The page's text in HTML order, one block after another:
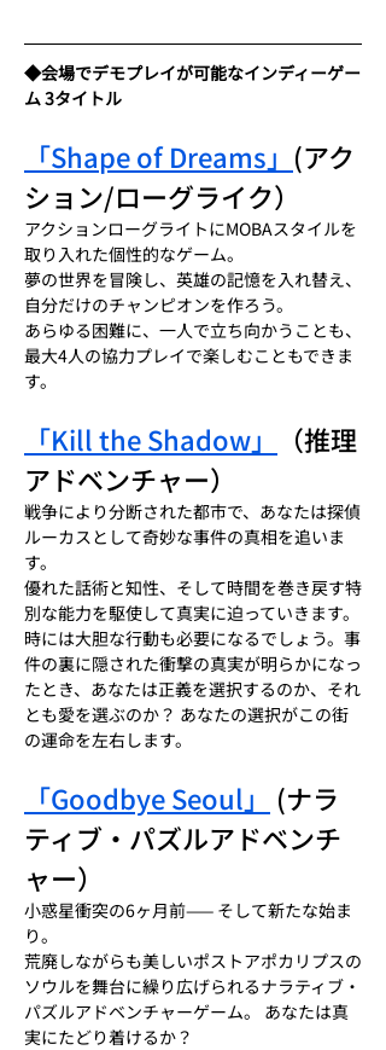
◆会場でデモプレイが可能なインディーゲー
ム 3タイトル
「Shape of Dreams」 (アク
ション/ローグライク）
アクションローグライトにMOBAスタイルを
取り入れた個性的なゲーム。
夢の世界を冒険し、英雄の記憶を入れ替え、
自分だけのチャンピオンを作ろう。
あらゆる困難に、一人で立ち向かうことも、
最大4人の協力プレイで楽しむこともできま
す。
「Kill the Shadow」
（推理
アドベンチャー）
戦争により分断された都市で、あなたは探偵
ルーカスとして奇妙な事件の真相を追いま
す。
優れた話術と知性、そして時間を巻き戻す特
別な能力を駆使して真実に迫っていきます。
時には大胆な行動も必要になるでしょう。事
件の裏に隠された衝撃の真実が明らかになっ
たとき、あなたは正義を選択するのか、それ
とも愛を選ぶのか？ あなたの選択がこの街
の運命を左右します。
「Goodbye Seoul」
(ナラ
ティブ・パズルアドベンチ
ャー）
小惑星衝突の6ヶ月前—— そして新たな始ま
り。
荒廃しながらも美しいポストアポカリプスの
ソウルを舞台に繰り広げられるナラティブ・
パズルアドベンチャーゲーム。 あなたは真
実にたどり着けるか？